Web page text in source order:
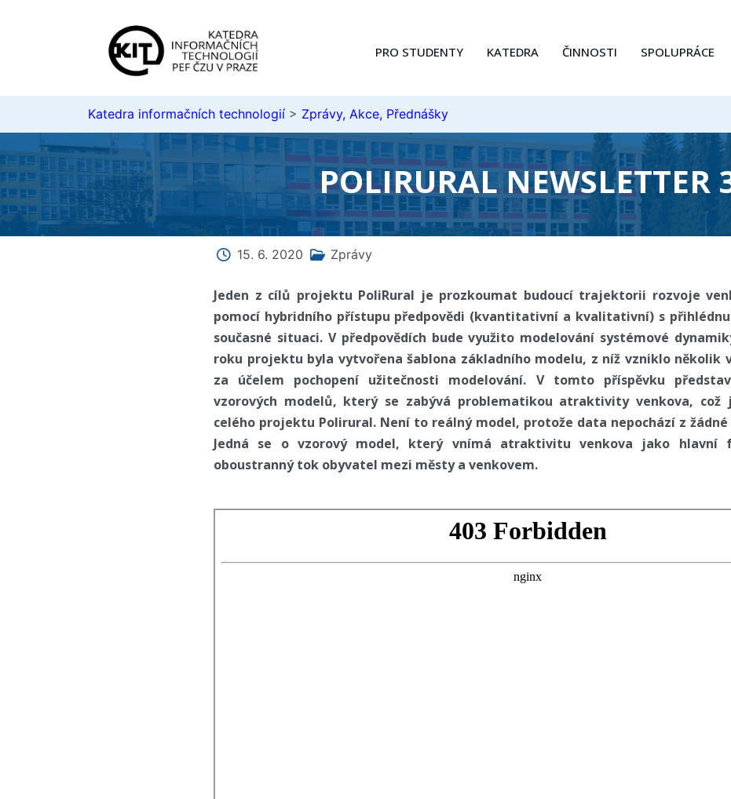
PRO STUDENTY KATEDRA ČINNOSTI SPOLUPRÁCE
Katedra informačních technologií > Zprávy, Akce, Přednášky
POLIRURAL NEWSLETTER
15. 6. 2020 Zprávy
Jeden z cílů projektu PoliRural je prozkoumat budoucí trajektorii rozvoje
pomocí hybridního přístupu předpovědi (kvantitativní a kvalitativní) s
současné situaci. V předpovědích bude využito modelování systémové
roku projektu byla vytvořena šablona základního modelu, z níž vzniklo několik
za účelem pochopení užitečnosti modelování. V tomto příspěvku
vzorových modelů, který se zabývá problematikou atraktivity venkova, což
celého projektu Polirural. Není to reálný model, protože data nepochází z
Jedná se o vzorový model, který vnímá atraktivitu venkova jako hlavní
oboustranný tok obyvatel mezi městy a venkovem.